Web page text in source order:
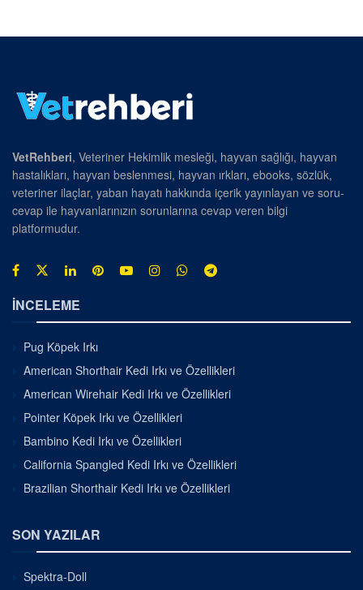
VetRehberi, Veteriner Hekimlik mesleği, hayvan sağlığı, hayvan
hastalıkları, hayvan beslenmesi, hayvan ırkları, ebooks, sözlük,
veteriner ilaçlar, yaban hayatı hakkında içerik yayınlayan ve soru-
cevap ile hayvanlarınızın sorunlarına cevap veren bilgi
platformudur.
İNCELEME
Pug Köpek Irkı
American Shorthair Kedi Irkı ve Özellikleri
American Wirehair Kedi Irkı ve Özellikleri
Pointer Köpek Irkı ve Özellikleri
Bambino Kedi Irkı ve Özellikleri
California Spangled Kedi Irkı ve Özellikleri
Brazilian Shorthair Kedi Irkı ve Özellikleri
SON YAZILAR
Spektra-Doll